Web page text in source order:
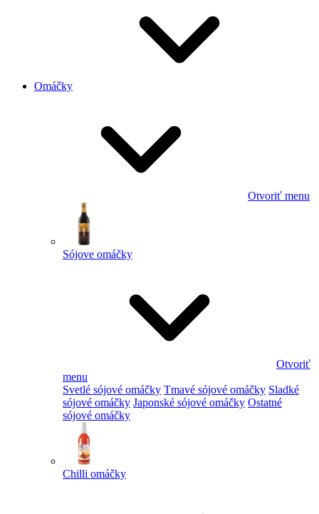
Omáčky
Otvoriť menu
Sójove omáčky
Otvoriť
menu
Svetlé sójové omáčky Tmavé sójové omáčky Sladké
sójové omáčky Japonské sójové omáčky Ostatné
sójové omáčky
Chilli omáčky